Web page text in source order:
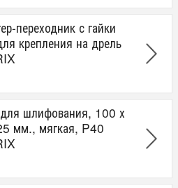
переходник с гайки
крепления на дрель
для шлифования, 100 х
мм., мягкая, P40